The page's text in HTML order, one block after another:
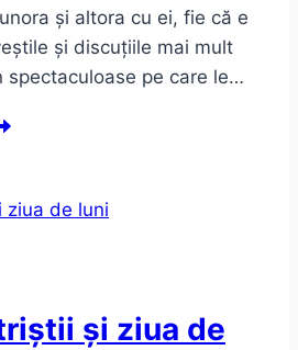
și altora cu ei, fie că e
și discuțiile mai mult
spectaculoase pe care le…
și ziua de